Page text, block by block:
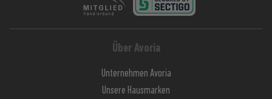
Über Avoria
Unternehmen Avoria
Unsere Hausmarken